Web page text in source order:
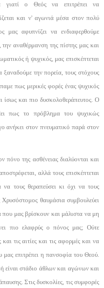
γιατί ο Θε­ός να επιτρέπει να
και ν' αγωνιά μέσα στον πολύ
αφυπνίζει να ενδια­φερθούμε
αναθέρμανση της πίστης μας και
ή ψυχικός, μας ε­πισκέπτεται
την πορεία, τους στόχους
πως μερικές φορές ένας ψυχικός
ίσως και πιο δυσκολοθεράπευτος. Ο
πως το πρόβλημα του ψυχικώς
ανήκει στον πνευματικό παρά στον
πόνο της ασθένειας διαλύονται και
αλλά τους επισκέπτε­ται
τους θεραπεύσει κι όχι να τους
Χρυσόστομος θαυμάσια συμβουλεύει
μας βρίσκουν και μάλιστα να μη
πιο ελαφρύς ο πόνος μας; Ούτε
τις αι­τίες και τις αφορμές και να
μας επιτρέπει η πανσοφία του Θεού.
στά­διο άθλων και αγώνων και
Στις δυσκολίες, τις συμφορές